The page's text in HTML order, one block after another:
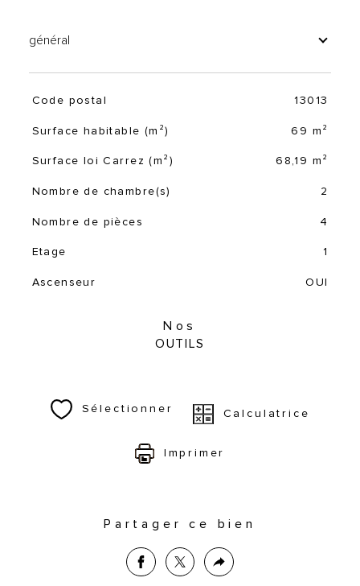
général
TRAD_SIROCCO_Caracteristique
Code postal 13013
Surface habitable (m²) 69 m²
Surface loi Carrez (m²) 68,19 m²
Nombre de chambre(s) 2
Nombre de pièces 4
Etage 1
Ascenseur OUI
Nos
OUTILS
Sélectionner Calculatrice
Imprimer
Partager ce bien